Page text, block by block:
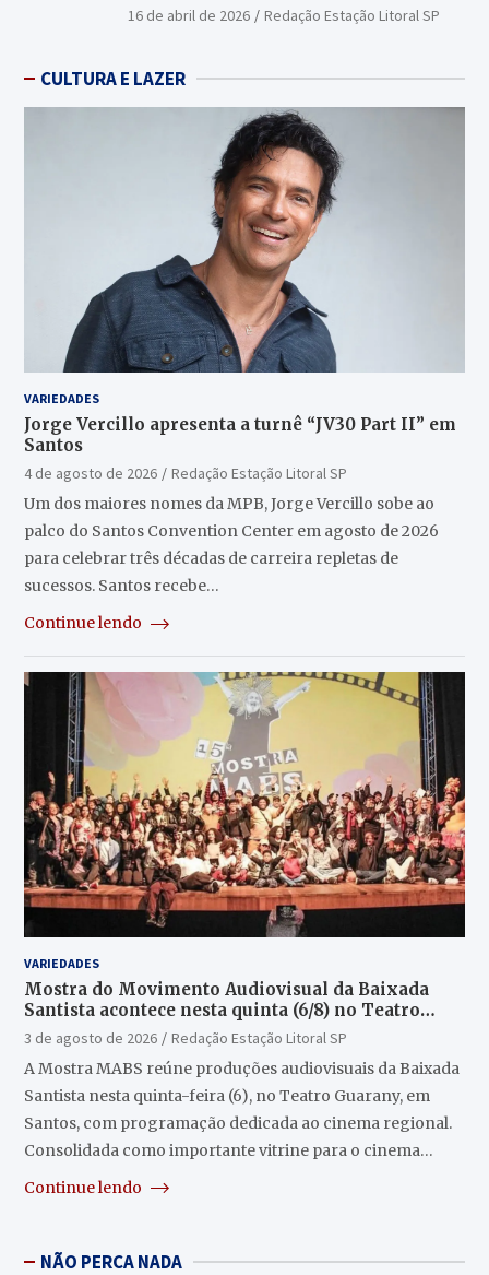
16 de abril de 2026 Redação Estação Litoral SP
CULTURA E LAZER
VARIEDADES
Jorge Vercillo apresenta a turnê “JV30 Part II” em
Santos
4 de agosto de 2026
Redação Estação Litoral SP
Um dos maiores nomes da MPB, Jorge Vercillo sobe ao
palco do Santos Convention Center em agosto de 2026
para celebrar três décadas de carreira repletas de
sucessos. Santos recebe…
Continue lendo
VARIEDADES
Mostra do Movimento Audiovisual da Baixada
Santista acontece nesta quinta (6/8) no Teatro
Guarany
3 de agosto de 2026
Redação Estação Litoral SP
A Mostra MABS reúne produções audiovisuais da Baixada
Santista nesta quinta-feira (6), no Teatro Guarany, em
Santos, com programação dedicada ao cinema regional.
Consolidada como importante vitrine para o cinema…
Continue lendo
NÃO PERCA NADA